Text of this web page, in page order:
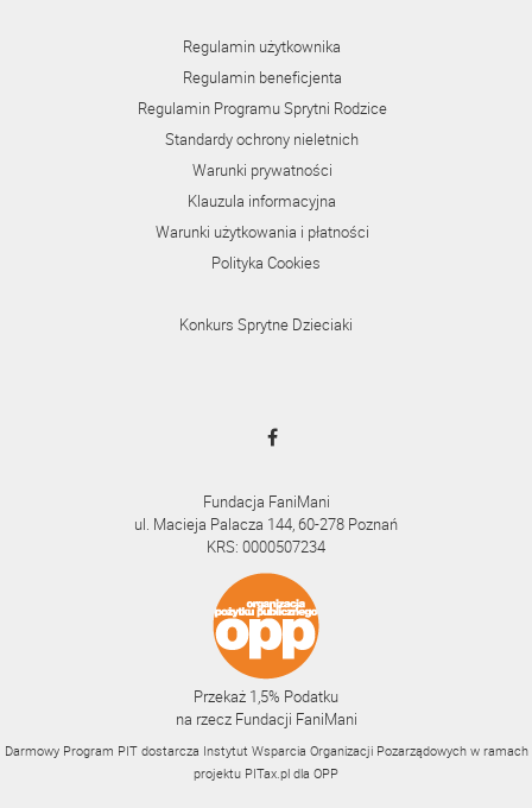
Regulamin użytkownika
Regulamin beneficjenta
Regulamin Programu Sprytni Rodzice
Standardy ochrony nieletnich
Warunki prywatności
Klauzula informacyjna
Warunki użytkowania i płatności
Polityka Cookies
Konkurs Sprytne Dzieciaki
Fundacja FaniMani
ul. Macieja Palacza 144, 60-278 Poznań
KRS: 0000507234
Przekaż 1,5% Podatku
na rzecz Fundacji FaniMani
Darmowy Program PIT dostarcza Instytut Wsparcia Organizacji Pozarządowych w ramach
projektu PITax.pl dla OPP